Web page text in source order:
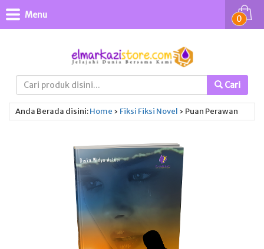
Cari
0
Menu
Anda Berada disini:Home › Fiksi Fiksi Novel › Puan Perawan